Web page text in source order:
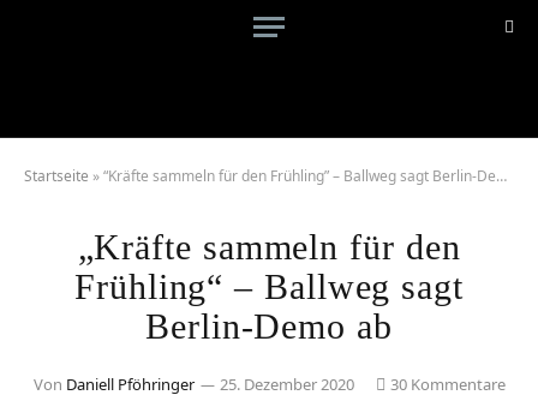
Startseite »“Kräfte sammeln für den Frühling” – Ballweg sagt Berlin-Demo ab
„Kräfte sammeln für den
Frühling“ – Ballweg sagt
Berlin-Demo ab
Von Daniell Pföhringer 25. Dezember 2020 30 Kommentare